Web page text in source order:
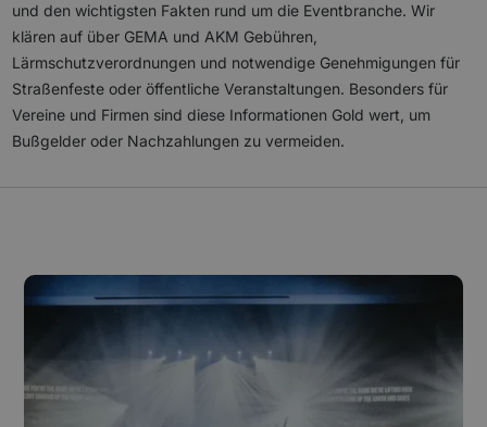
und den wichtigsten Fakten rund um die Eventbranche. Wir
klären auf über GEMA und AKM Gebühren,
Lärmschutzverordnungen und notwendige Genehmigungen für
Straßenfeste oder öffentliche Veranstaltungen. Besonders für
Vereine und Firmen sind diese Informationen Gold wert, um
Bußgelder oder Nachzahlungen zu vermeiden.